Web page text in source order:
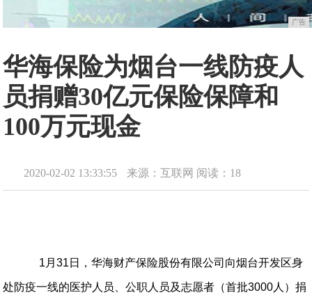
广告
华海保险为烟台一线防疫人
员捐赠30亿元保险保障和
100万元现金
2020-02-02 13:33:55 来源：互联网 阅读：18
1 月31 日，华海财产保险股份有限公司向烟台开发区身
处防疫一线的医护人员、公职人员及志愿者（首批3000人）捐